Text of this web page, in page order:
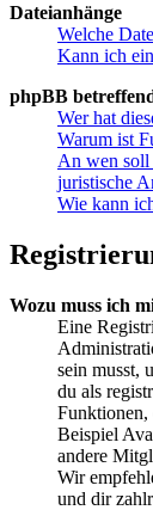
Dateianhänge
Welche
Kann ich
phpBB
Wer hat
Warum ist
An wen soll
juristische
Wie kann
Wozu muss ich
Eine
sein musst,
du als
Funktionen,
Beispiel
andere
Wir
und dir